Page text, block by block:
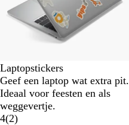
Laptopstickers
Geef een laptop wat extra pit.
Ideaal voor feesten en als
weggevertje.
4(2)